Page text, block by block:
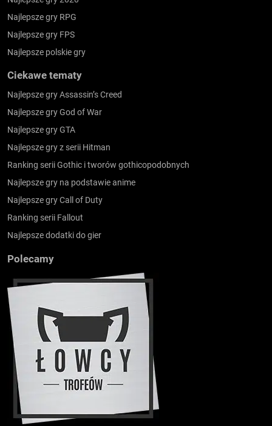
Najlepsze gry RPG
Najlepsze gry FPS
Najlepsze polskie gry
Ciekawe tematy
Najlepsze gry Assassin’s Creed
Najlepsze gry God of War
Najlepsze gry GTA
Najlepsze gry z serii Hitman
Ranking serii Gothic i tworów gothicopodobnych
Najlepsze gry na podstawie anime
Najlepsze gry Call of Duty
Ranking serii Fallout
Najlepsze dodatki do gier
Polecamy